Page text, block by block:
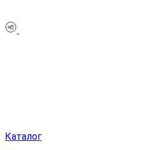
Каталог